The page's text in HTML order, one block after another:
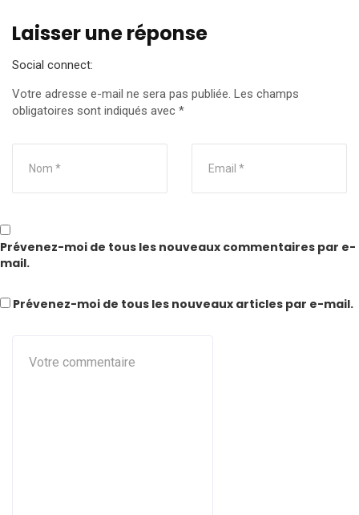
Laisser une réponse
Social connect:
Votre adresse e-mail ne sera pas publiée. Les champs
obligatoires sont indiqués avec *
Prévenez-moi de tous les nouveaux commentaires par e-
mail.
Prévenez-moi de tous les nouveaux articles par e-mail.